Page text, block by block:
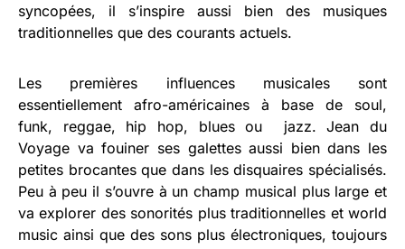
syncopées, il s’inspire aussi bien des musiques
traditionnelles que des courants actuels.
Les premières influences musicales sont
essentiellement afro-américaines à base de soul,
funk, reggae, hip hop, blues ou jazz. Jean du
Voyage va fouiner ses galettes aussi bien dans les
petites brocantes que dans les disquaires spécialisés.
Peu à peu il s’ouvre à un champ musical plus large et
va explorer des sonorités plus traditionnelles et world
music ainsi que des sons plus électroniques, toujours